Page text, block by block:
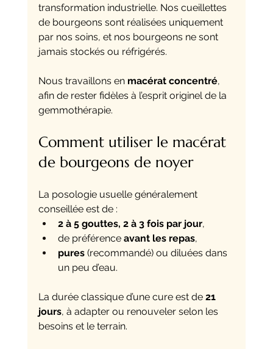
transformation industrielle. Nos cueillettes
de bourgeons sont réalisées uniquement
par nos soins, et nos bourgeons ne sont
jamais stockés ou réfrigérés.
Nous travaillons en macérat concentré,
afin de rester fidèles à l’esprit originel de la
gemmothérapie.
Comment utiliser le macérat
de bourgeons de noyer
La posologie usuelle généralement
conseillée est de :
2 à 5 gouttes, 2 à 3 fois par jour,
de préférence avant les repas,
pures (recommandé) ou diluées dans
un peu d’eau.
La durée classique d’une cure est de 21
jours, à adapter ou renouveler selon les
besoins et le terrain.